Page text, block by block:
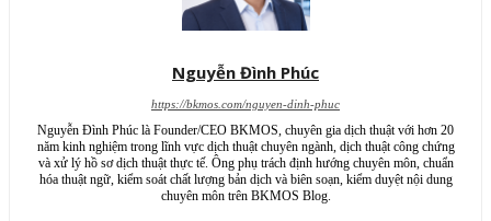
Nguyễn Đình Phúc
https://bkmos.com/nguyen-dinh-phuc
Nguyễn Đình Phúc là Founder/CEO BKMOS, chuyên gia dịch thuật với hơn 20
năm kinh nghiệm trong lĩnh vực dịch thuật chuyên ngành, dịch thuật công chứng
và xử lý hồ sơ dịch thuật thực tế. Ông phụ trách định hướng chuyên môn, chuẩn
hóa thuật ngữ, kiểm soát chất lượng bản dịch và biên soạn, kiểm duyệt nội dung
chuyên môn trên BKMOS Blog.